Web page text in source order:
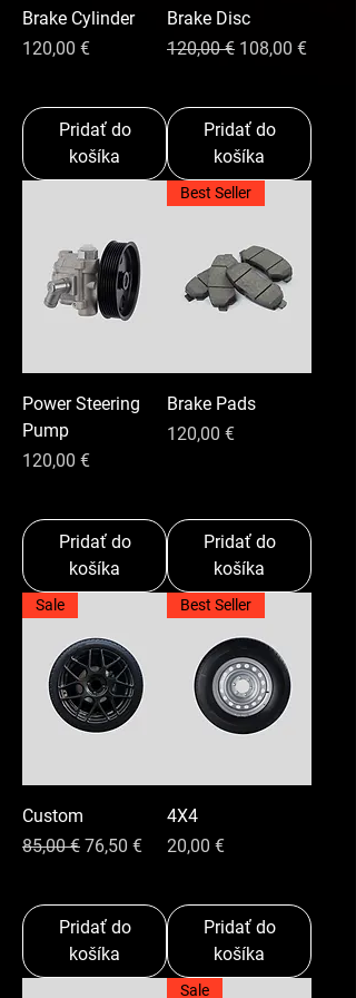
Brake Cylinder
Cena
120,00 €
Pridať do
košíka
Brake Disc
Normálna cena
120,00 € Zľavnená cena
108,00 €
Pridať do
košíka
Power Steering
Pump
Cena
120,00 €
Pridať do
košíka
Best Seller
Brake Pads
Cena
120,00 €
Pridať do
košíka
Sale
Custom
Normálna cena
85,00 € Zľavnená cena
76,50 €
Pridať do
košíka
Best Seller
4X4
Cena
20,00 €
Pridať do
košíka
Sale